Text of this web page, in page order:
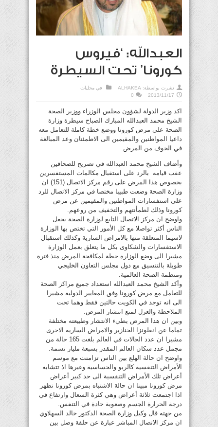
العبدالله: ‘فيروس
كورونا’ تحت السيطرة
نشرت بواسطة: ALHAKEA في محليات
2013/11/17
0
اكد وزير الدولة لشؤون مجلس الوزراء ووزير الصحة
الشيخ محمد العبدالله المبارك الصباح سيطرة وزارة
الصحة على مرض كورونا ووضع خطة كاملة للتعامل معه
داعيا المواطنين والمقيمين الى الاطمئنان وعد المبالغة
في الخوف من المرض.
وأضاف الشيخ محمد العبدالله في تصريح للصحافين
عقب قيامه بالرد على استقبال مكالمات المستفسرين
بخصوص هذا المرض على رقم مركز الاتصال (151) ان
وزارة الصحة وضعت طبيبا مختصا في مركز الاتصال للرد
على استفسارات المواطنين والمقيمين عن مرض
كورونا وذلك لطمأنتهم والتخفيف من روعهم.
واوضح ان مركز الاتصال التابع لوزارة الصحة يجعل
الناس أكثر تواصلا مع كل الأمور التي تختص بها الوزارة
لاسيما المتعلقة منها بالامراض السارية وكذلك استقبال
الاستفسارات والشكاوى بكل ما يتعلق بعمل الوزارة
مشيرا الى وضع الوزارة خطة لمكافحة المرض منذ فترة
طويلة بالتنسيق مع دول مجلس التعاون الخليجي
ومنظمة الصحة العالمية.
وأكد الشيخ محمد العبدالله استعداد جميع مراكز الصحة
للتعامل مع مرض كورونا وفق المعايير الدولية مشيرا
الى انه توجد في الكويت حالتين فقط وهما تحت
الملاحظة والعزل لمنع انتشار المرض.
وبين ان هذا المرض بطيء الانتشار وطبيعته مختلفة
تماما عن انفلونزا الخنازير والامراض السارية الاخرى
مشيرا ان عدد الحالات في العالم بلغت 165 حالة من
مجمل عدد سكان العالم المقدر بسبعة مليار نسمة.
واوضح ان حالة الهلع بين الناس تزامنت مع موسم
الأمراض التنفسية كالربو والحساسية وغيرها اذ تتشابه
أعراض تلك الأمراض التنفسية الى حد كبير أعراض
مرض كورونا مبينا ان حالة الاشتباه بمرض كورونا تظهر
اذا اجتمعت ثلاثة أعراض وهي كثرة السعال وارتفاع في
درجة الحرارة الجسم وصعوبة حادة في التنفس.
من جهته قال وكيل وزارة الصحة الدكتور خالد السهلاوي
ان مركز الاتصال المباشر عبارة عن حلقة وصل بين